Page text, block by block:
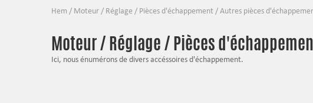
Hem / Moteur / Réglage / Pièces d'échappement / Autres pièces
Moteur / Réglage / Pièces
Ici, nous énumérons de divers accéssoires d'échappement.